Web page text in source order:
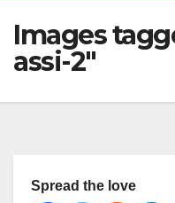
Images
assi-2"
Spread the love